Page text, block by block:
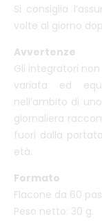
Si consiglia
volte al giorno
Avvertenze
Gli integratori
variata ed
nell’ambito di
giornaliera
fuori dalla
età.
Formato
Flacone da 60
Peso netto: 30 g.